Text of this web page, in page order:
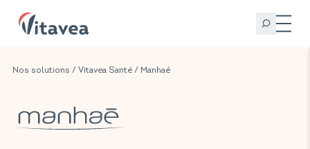
Nos solutions / Vitavea Santé / Manhaé